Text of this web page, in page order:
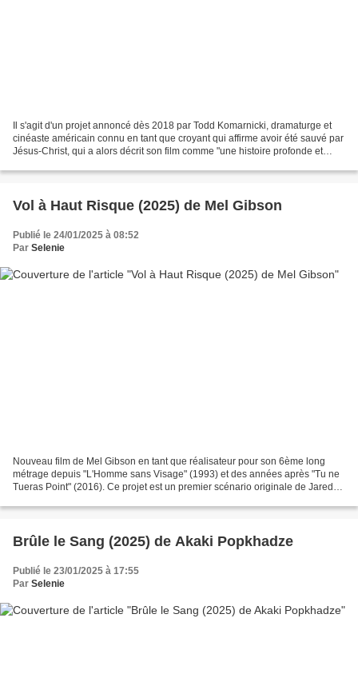
Il s'agit d'un projet annoncé dès 2018 par Todd Komarnicki, dramaturge et
cinéaste américain connu en tant que croyant qui affirme avoir été sauvé par
Jésus-Christ, qui a alors décrit son film comme "une histoire profonde et
Vol à Haut Risque (2025) de Mel Gibson
Publié le 24/01/2025 à 08:52
Par Selenie
Nouveau film de Mel Gibson en tant que réalisateur pour son 6ème long
métrage depuis "L'Homme sans Visage" (1993) et des années après "Tu ne
Tueras Point" (2016). Ce projet est un premier scénario originale de Jared
Brûle le Sang (2025) de Akaki Popkhadze
Publié le 23/01/2025 à 17:55
Par Selenie